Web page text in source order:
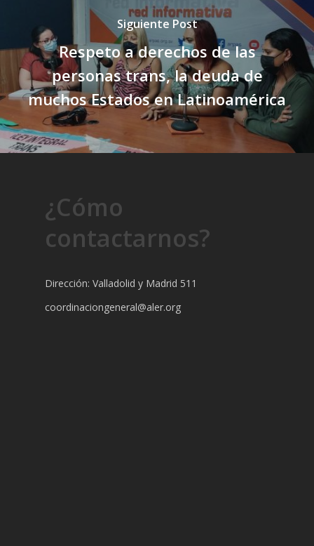
Siguiente Post
Respeto a derechos de las
personas trans, la deuda de
muchos Estados en Latinoamérica
¿Cómo
contactarnos?
Dirección: Valladolid y Madrid 511
coordinaciongeneral@aler.org